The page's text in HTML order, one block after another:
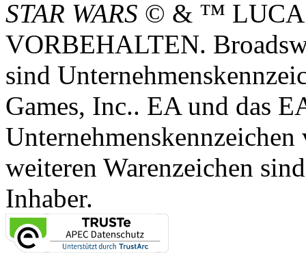
STAR WARS © & ™
VORBEHALTEN.
sind
Games, Inc.. EA und das
weiteren Warenzeichen
Inhaber.